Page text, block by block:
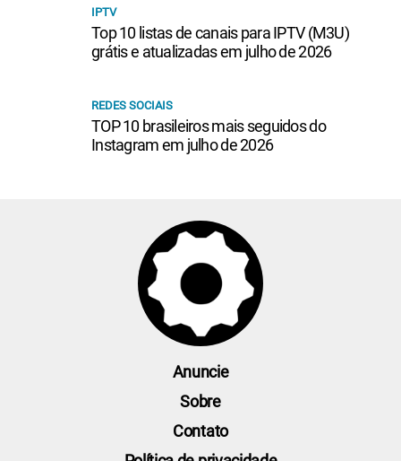
IPTV
Top 10 listas de canais para IPTV (M3U)
grátis e atualizadas em julho de 2026
REDES SOCIAIS
TOP 10 brasileiros mais seguidos do
Instagram em julho de 2026
Anuncie
Sobre
Contato